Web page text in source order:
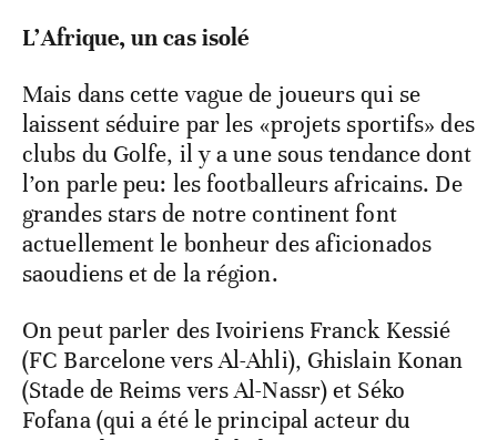
L’Afrique, un cas isolé
Mais dans cette vague de joueurs qui se
laissent séduire par les «projets sportifs» des
clubs du Golfe, il y a une sous tendance dont
l’on parle peu: les footballeurs africains. De
grandes stars de notre continent font
actuellement le bonheur des aficionados
saoudiens et de la région.
On peut parler des Ivoiriens Franck Kessié
(FC Barcelone vers Al-Ahli), Ghislain Konan
(Stade de Reims vers Al-Nassr) et Séko
Fofana (qui a été le principal acteur du